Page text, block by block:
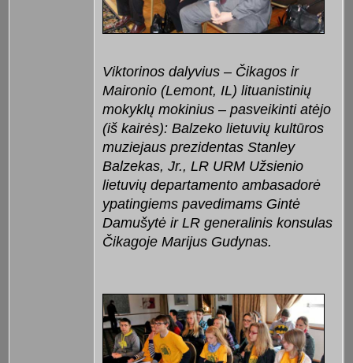
Viktorinos dalyvius – Čikagos ir
Maironio (Lemont, IL) lituanistinių
mokyklų mokinius – pasveikinti atėjo
(iš kairės): Balzeko lietuvių kultūros
muziejaus prezidentas Stanley
Balzekas, Jr., LR URM Užsienio
lietuvių departamento ambasadorė
ypatingiems pavedimams Gintė
Damušytė ir LR generalinis konsulas
Čikagoje Marijus Gudynas.